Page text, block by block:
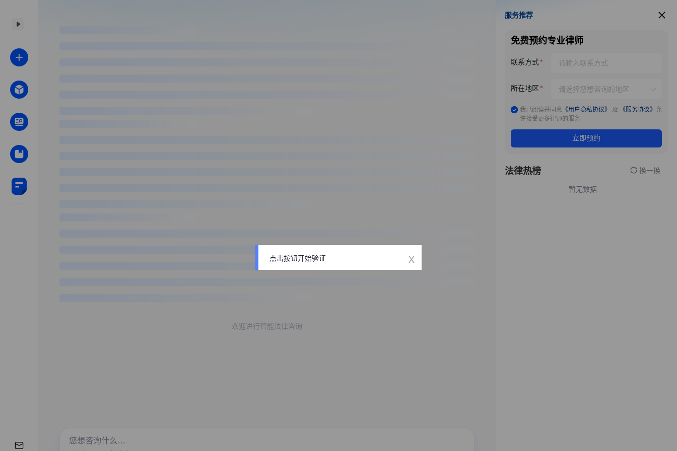
欢迎进行智能法律咨询
服务推荐
服务推荐
免费预约专业律师
联系方式
所在地区
我已阅读并同意 《用户隐私协议》 及 《服务协议》 允
许接受更多律师的服务
立即预约
法律热榜 换一换
暂无数据
点击按钮开始验证 x